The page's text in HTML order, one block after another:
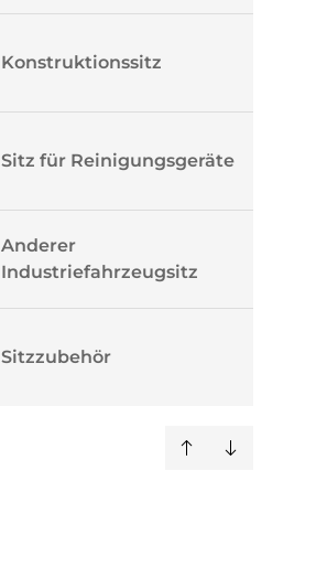
Konstruktionssitz
Sitz für Reinigungsgeräte
Anderer
Industriefahrzeugsitz
Sitzzubehör